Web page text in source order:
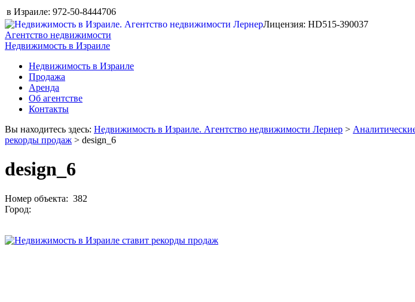
в Израиле: 972-50-8444706
Лицензия: HD515-390037
Агентство недвижимости
Недвижимость в Израиле
Недвижимость в Израиле
Продажа
Аренда
Об агентстве
Контакты
Вы находитесь здесь: Недвижимость в Израиле. Агентство недвижимости Лернер >
рекорды продаж > design_6
design_6
Номер объекта: 382
Город: